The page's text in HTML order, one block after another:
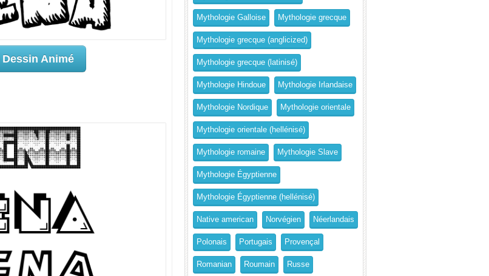
Dessin Animé
Mythologie Galloise Mythologie grecque
Mythologie grecque (anglicized)
Mythologie grecque (latinisé)
Mythologie Hindoue Mythologie Irlandaise
Mythologie Nordique Mythologie orientale
Mythologie orientale (hellénisé)
Mythologie romaine Mythologie Slave
Mythologie Égyptienne
Mythologie Égyptienne (hellénisé)
Native american Norvégien Néerlandais
Polonais Portugais Provençal
Romanian Roumain Russe